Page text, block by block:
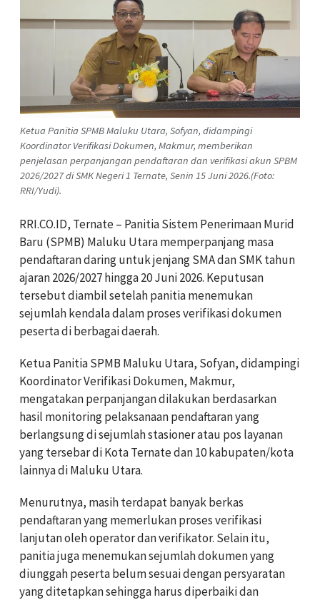
Ketua Panitia SPMB Maluku Utara, Sofyan, didampingi
Koordinator Verifikasi Dokumen, Makmur, memberikan
penjelasan perpanjangan pendaftaran dan verifikasi akun SPBM
2026/2027 di SMK Negeri 1 Ternate, Senin 15 Juni 2026.(Foto:
RRI/Yudi).
RRI.CO.ID, Ternate – Panitia Sistem Penerimaan Murid
Baru (SPMB) Maluku Utara memperpanjang masa
pendaftaran daring untuk jenjang SMA dan SMK tahun
ajaran 2026/2027 hingga 20 Juni 2026. Keputusan
tersebut diambil setelah panitia menemukan
sejumlah kendala dalam proses verifikasi dokumen
peserta di berbagai daerah.
Ketua Panitia SPMB Maluku Utara, Sofyan, didampingi
Koordinator Verifikasi Dokumen, Makmur,
mengatakan perpanjangan dilakukan berdasarkan
hasil monitoring pelaksanaan pendaftaran yang
berlangsung di sejumlah stasioner atau pos layanan
yang tersebar di Kota Ternate dan 10 kabupaten/kota
lainnya di Maluku Utara.
Menurutnya, masih terdapat banyak berkas
pendaftaran yang memerlukan proses verifikasi
lanjutan oleh operator dan verifikator. Selain itu,
panitia juga menemukan sejumlah dokumen yang
diunggah peserta belum sesuai dengan persyaratan
yang ditetapkan sehingga harus diperbaiki dan